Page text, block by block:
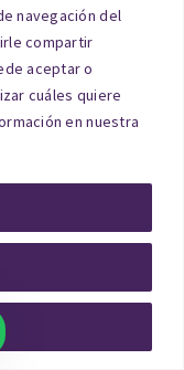
navegación del
compartir
aceptar o
cuáles quiere
en nuestra
En Murcia
en la
de activos
análisis
como el
en la zona, la
de
equipo aplica
de España para